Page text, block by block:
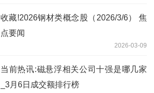
收藏!2026钢材类概念股（2026/3/6） 焦
点要闻
2026-03-09
当前热讯:磁悬浮相关公司十强是哪几家
_3月6日成交额排行榜